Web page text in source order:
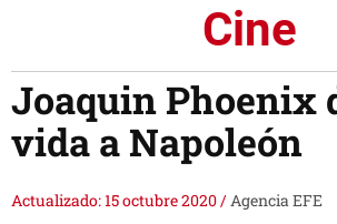
Cine
Joaquin Phoenix
vida a Napoleón
Actualizado: 15 octubre 2020/Agencia EFE